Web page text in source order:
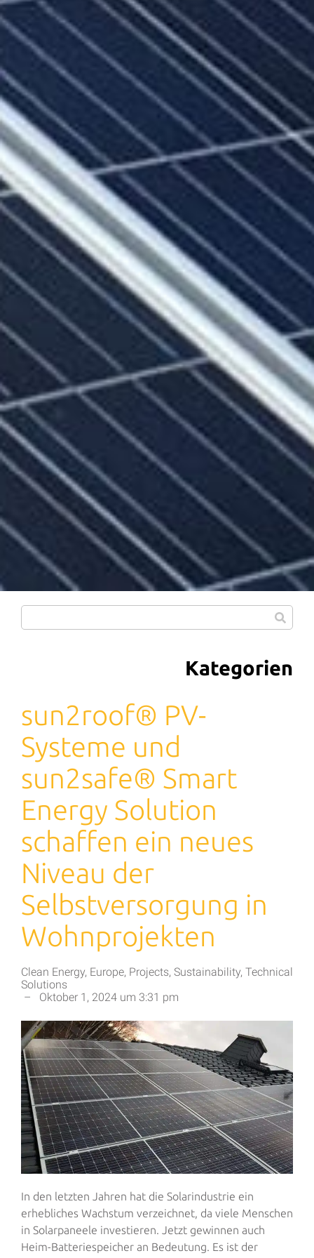
sun2roof® PV-
Systeme und
sun2safe® Smart
Energy Solution
schaffen ein neues
Niveau der
Selbstversorgung in
Wohnprojekten
Clean Energy, Europe, Projects, Sustainability, Technical
Solutions
–
Oktober 1, 2024 um 3:31 pm
In den letzten Jahren hat die Solarindustrie ein
erhebliches Wachstum verzeichnet, da viele Menschen
in Solarpaneele investieren. Jetzt gewinnen auch
Heim-Batteriespeicher an Bedeutung. Es ist der
Kategorien